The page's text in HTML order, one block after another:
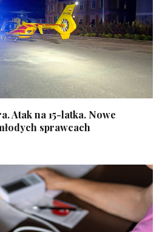
Atak na 15-latka. Nowe
sprawcach